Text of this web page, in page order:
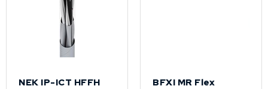
NEK IP-ICT HFFH BFXI MR Flex